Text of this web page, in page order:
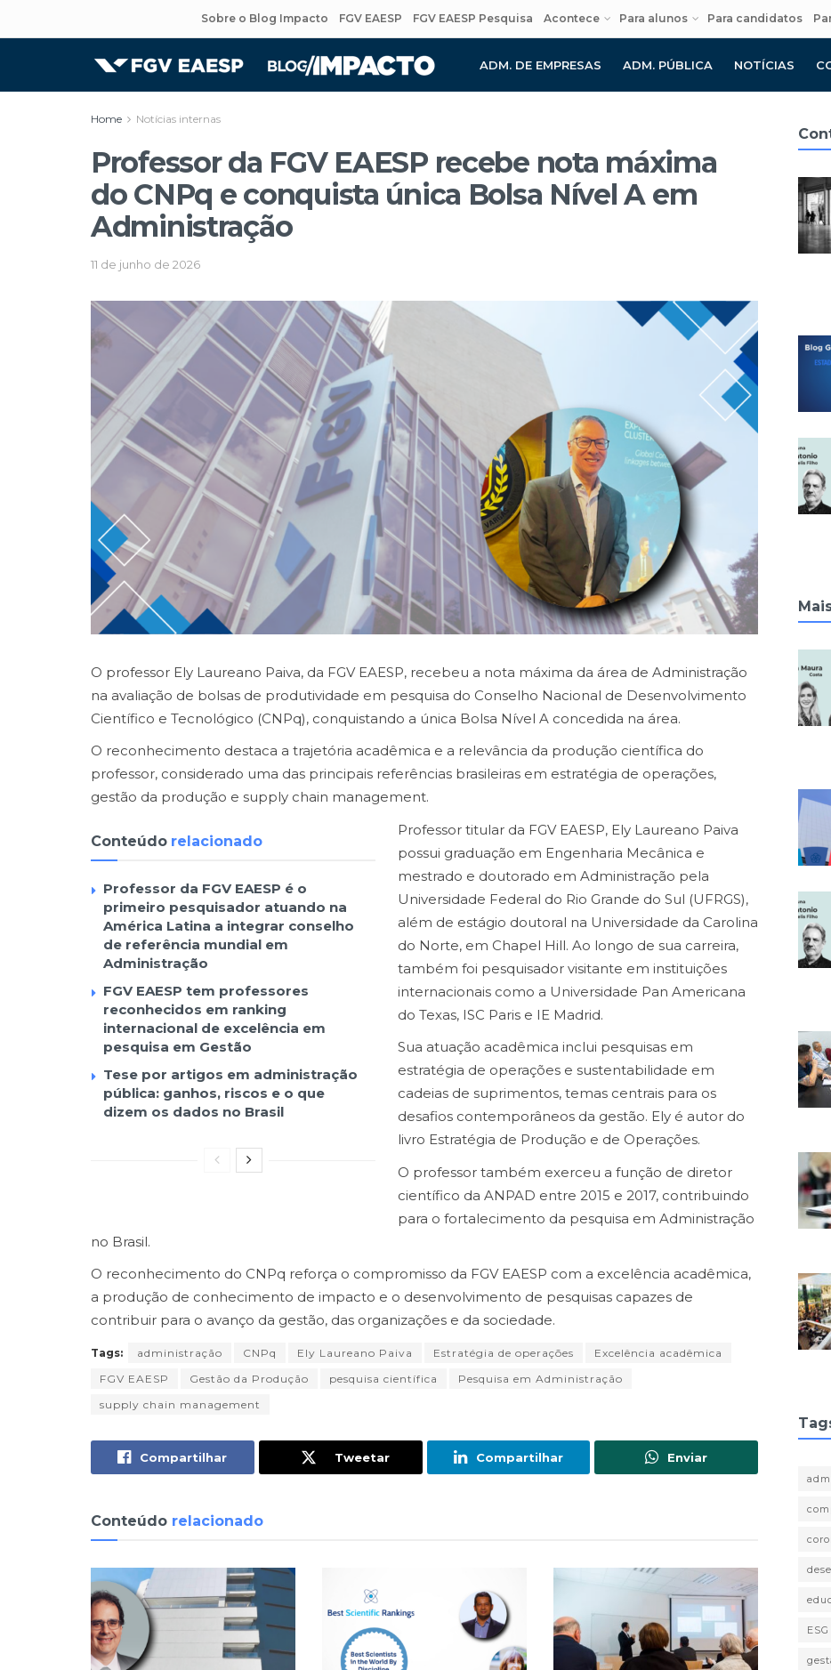
Sobre o Blog Impacto FGV EAESP FGV EAESP Pesquisa Acontece Para alunos Para candidatos
ADM. DE EMPRESAS ADM. PÚBLICA NOTÍCIAS
Home Notícias internas
Professor da FGV EAESP recebe nota máxima
do CNPq e conquista única Bolsa Nível A em
Administração
11 de junho de 2026
O professor Ely Laureano Paiva, da FGV EAESP, recebeu a nota máxima da área de Administração
na avaliação de bolsas de produtividade em pesquisa do Conselho Nacional de Desenvolvimento
Científico e Tecnológico (CNPq), conquistando a única Bolsa Nível A concedida na área.
O reconhecimento destaca a trajetória acadêmica e a relevância da produção científica do
professor, considerado uma das principais referências brasileiras em estratégia de operações,
gestão da produção e supply chain management.
Conteúdo relacionado
Professor da FGV EAESP é o
primeiro pesquisador atuando na
América Latina a integrar conselho
de referência mundial em
Administração
FGV EAESP tem professores
reconhecidos em ranking
internacional de excelência em
pesquisa em Gestão
Tese por artigos em administração
pública: ganhos, riscos e o que
dizem os dados no Brasil
Professor titular da FGV EAESP, Ely Laureano Paiva
possui graduação em Engenharia Mecânica e
mestrado e doutorado em Administração pela
Universidade Federal do Rio Grande do Sul (UFRGS),
além de estágio doutoral na Universidade da Carolina
do Norte, em Chapel Hill. Ao longo de sua carreira,
também foi pesquisador visitante em instituições
internacionais como a Universidade Pan Americana
do Texas, ISC Paris e IE Madrid.
Sua atuação acadêmica inclui pesquisas em
estratégia de operações e sustentabilidade em
cadeias de suprimentos, temas centrais para os
desafios contemporâneos da gestão. Ely é autor do
livro Estratégia de Produção e de Operações.
O professor também exerceu a função de diretor
científico da ANPAD entre 2015 e 2017, contribuindo
para o fortalecimento da pesquisa em Administração
no Brasil.
O reconhecimento do CNPq reforça o compromisso da FGV EAESP com a excelência acadêmica,
a produção de conhecimento de impacto e o desenvolvimento de pesquisas capazes de
contribuir para o avanço da gestão, das organizações e da sociedade.
Tags: administração CNPq Ely Laureano Paiva Estratégia de operações
Excelência acadêmica
FGV EAESP
Gestão da Produção pesquisa científica
Pesquisa em Administração
supply chain management
Compartilhar Tweetar Compartilhar Enviar
Conteúdo relacionado
ESG